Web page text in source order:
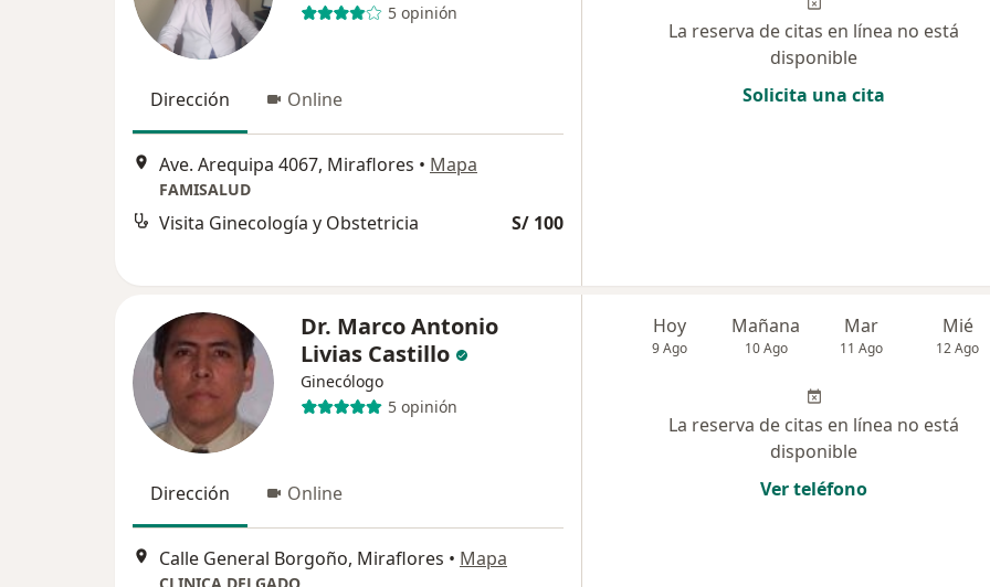
5 opinión
Dirección Online
Ave. Arequipa 4067, Miraflores • Mapa
FAMISALUD
Visita Ginecología y Obstetricia S/ 100
La reserva de citas en línea no está
disponible
Solicita una cita
Dr. Marco Antonio
Livias Castillo
Ginecólogo
5 opinión
Dirección Online
Calle General Borgoño, Miraflores • Mapa
Hoy
9 Ago
Mañana
10 Ago
Mar
11 Ago
Mié
12 Ago
La reserva de citas en línea no está
disponible
Ver teléfono